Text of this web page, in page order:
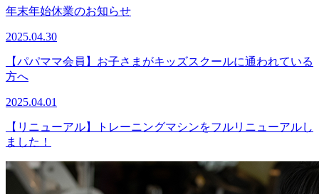
年末年始休業のお知らせ
2025.04.30
【パパママ会員】お子さまがキッズスクールに通われている
方へ
2025.04.01
【リニューアル】トレーニングマシンをフルリニューアルし
ました！